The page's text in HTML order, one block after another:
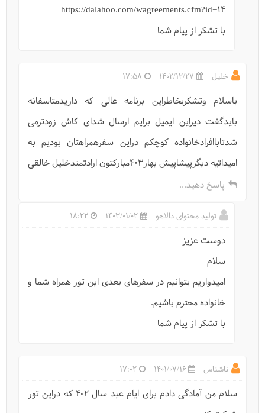
https://dalahoo.com/wagreements.cfm?id=14
با تشکر از پیام شما
خلیل 1402/12/27
17:58
باسلام وتشکربخاطراین برنامه عالی که داریدمتاسفانه
بایدگفت دیراین ایمیل برایم ارسال شدای کاش زودترمی
شدتاباافرادخانواده کوچکم دراین سفرهمراهتان بودیم به
امیداتیه دیگرپیشاپیش بهار۴۰۳مبارکتون ارادتمندخلیل خالقی
پاسخ دهید...
تولید محتوای دالاهو 1403/01/02
18:22
دوست عزیز
سلام
امیدواریم بتوانیم در سفرهای بعدی این تور همراه شما و
خانواده محترم باشیم.
با تشکر از پیام شما
ناشناس 1401/07/16
17:02
سلام من آمادگی دادم برای ایام عید سال ۴۰۲ که دراین تور